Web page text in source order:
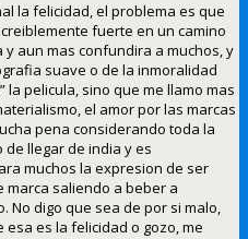
la felicidad, el problema es que
fuerte en un camino
aun mas confundira a muchos, y
suave o de la inmoralidad
la pelicula, sino que me llamo mas
el amor por las marcas
pena considerando toda la
llegar de india y es
muchos la expresion de ser
marca saliendo a beber a
No digo que sea de por si malo,
es la felicidad o gozo, me